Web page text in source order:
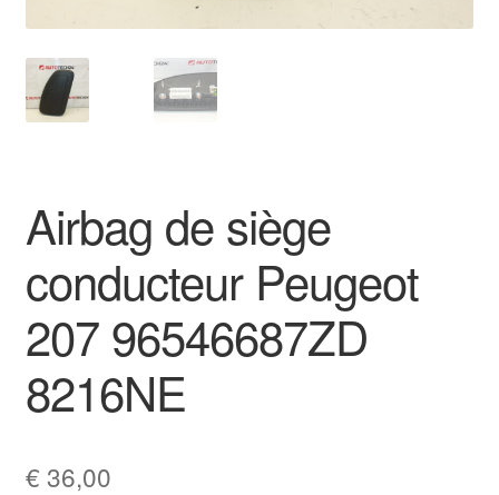
Politique de confidentialité
Procédure de Réclamation
Airbag de siège
conducteur Peugeot
207 96546687ZD
8216NE
€ 36,00